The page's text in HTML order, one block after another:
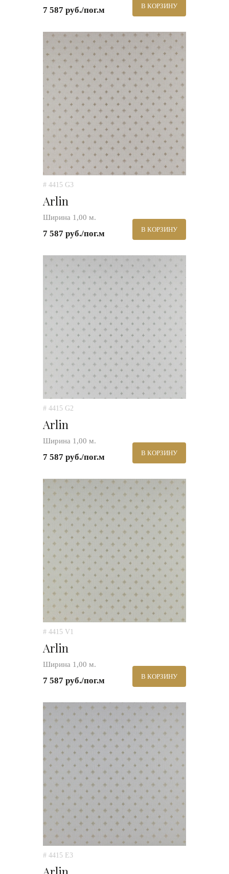
7 587 руб./пог.м В КОРЗИНУ
# 4415 G3
Arlin
Ширина 1,00 м.
7 587 руб./пог.м В КОРЗИНУ
# 4415 G2
Arlin
Ширина 1,00 м.
7 587 руб./пог.м В КОРЗИНУ
# 4415 V1
Arlin
Ширина 1,00 м.
7 587 руб./пог.м В КОРЗИНУ
# 4415 E3